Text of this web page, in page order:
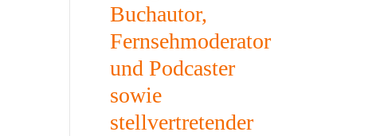
Buchautor,
Fernsehmoderator
und Podcaster
sowie
stellvertretender